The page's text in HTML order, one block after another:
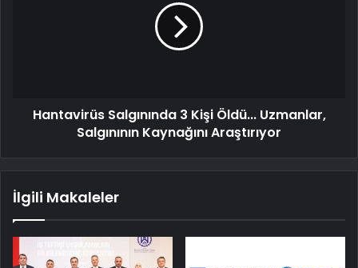
Hantavirüs Salgınında 3 Kişi Öldü... Uzmanlar,
Salgınının Kaynağını Araştırıyor
İlgili Makaleler